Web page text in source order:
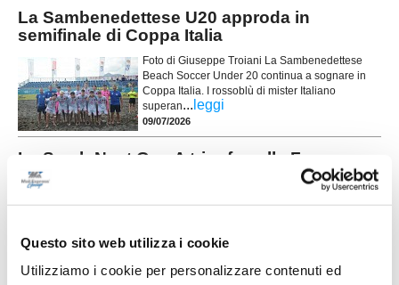
Questo sito web utilizza i cookie
Utilizziamo i cookie per personalizzare contenuti ed
La Sambenedettese U20 approda in
semifinale di Coppa Italia
Foto di Giuseppe Troiani La Sambenedettese
Beach Soccer Under 20 continua a sognare in
Coppa Italia. I rossoblù di mister Italiano
superan... leggi
09/07/2026
La Samb Next Gen A trionfa nella Fase
Regionale della Serie B
Sambenedettese, la Coppa Italia è tua:
battuto Napoli in finale